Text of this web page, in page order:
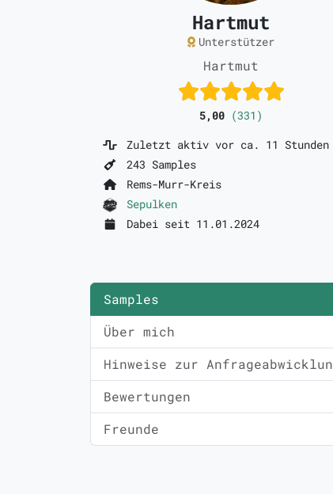
Hartmut
Unterstützer
Hartmut
5,00 (331)
Zuletzt aktiv vor ca. 11 Stunden
243 Samples
Rems-Murr-Kreis
Sepulken
Dabei seit 11.01.2024
Samples
Über mich
Hinweise zur
Bewertungen
Freunde